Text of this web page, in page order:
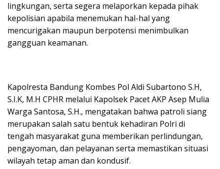
lingkungan, serta segera melaporkan kepada pihak
kepolisian apabila menemukan hal-hal yang
mencurigakan maupun berpotensi menimbulkan
gangguan keamanan.
Kapolresta Bandung Kombes Pol Aldi Subartono S.H,
S.I.K, M.H CPHR melalui Kapolsek Pacet AKP Asep Mulia
Warga Santosa, S.H., mengatakan bahwa patroli siang
merupakan salah satu bentuk kehadiran Polri di
tengah masyarakat guna memberikan perlindungan,
pengayoman, dan pelayanan serta memastikan situasi
wilayah tetap aman dan kondusif.